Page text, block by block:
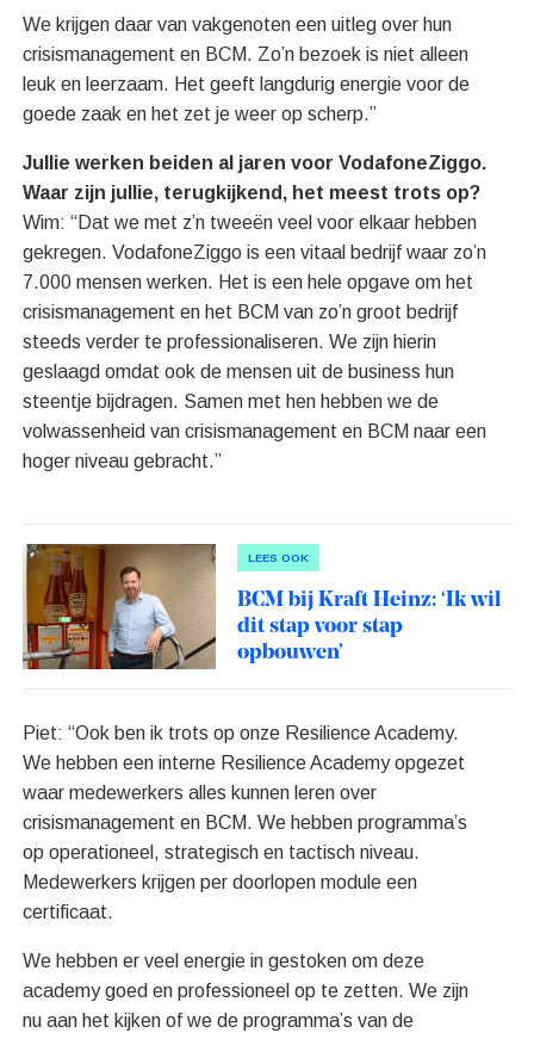
We krijgen daar van vakgenoten een uitleg over hun
crisismanagement en BCM. Zo’n bezoek is niet alleen
leuk en leerzaam. Het geeft langdurig energie voor de
goede zaak en het zet je weer op scherp.”
Jullie werken beiden al jaren voor VodafoneZiggo.
Waar zijn jullie, terugkijkend, het meest trots op?
Wim: “Dat we met z’n tweeën veel voor elkaar hebben
gekregen. VodafoneZiggo is een vitaal bedrijf waar zo’n
7.000 mensen werken. Het is een hele opgave om het
crisismanagement en het BCM van zo’n groot bedrijf
steeds verder te professionaliseren. We zijn hierin
geslaagd omdat ook de mensen uit de business hun
steentje bijdragen. Samen met hen hebben we de
volwassenheid van crisismanagement en BCM naar een
hoger niveau gebracht.”
LEES OOK
BCM bij Kraft Heinz: ‘Ik wil
dit stap voor stap
opbouwen’
Piet: “Ook ben ik trots op onze Resilience Academy.
We hebben een interne Resilience Academy opgezet
waar medewerkers alles kunnen leren over
crisismanagement en BCM. We hebben programma’s
op operationeel, strategisch en tactisch niveau.
Medewerkers krijgen per doorlopen module een
certificaat.
We hebben er veel energie in gestoken om deze
academy goed en professioneel op te zetten. We zijn
nu aan het kijken of we de programma’s van de